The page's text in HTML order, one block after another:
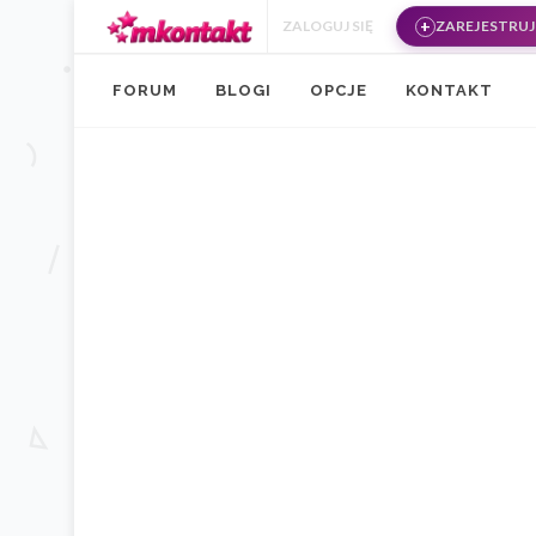
ZALOGUJ SIĘ
FORUM BLOGI OPCJE KONTAKT